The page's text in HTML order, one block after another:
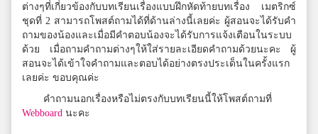
ออม
ปากพนัง 5
ต่างๆที่เกี่ยวข้องกับบทเรียนเรื่องแบบฝึกหัดท้ายบทเรื่อง เมตริกซ์
ชุดที่ 2 สามารถโพสต์ถามได้ที่ด้านล่างนี้เลยค่ะ ผู้สอนจะได้รับคำ
ถามของน้องและเมื่อมีคำตอบน้องจะได้รับการแจ้งเตือนในระบบ
ด้วย เมื่อถามคำถามต่างๆให้ใส่รายละเอียดคำถามด้วยนะคะ ผู้
สอนจะได้เข้าใจคำถามและตอบได้อย่างตรงประเด็นในครั้งแรก
เลยค่ะ ขอบคุณค่ะ
คำถามนอกเรื่องหรือไม่ตรงกับบทเรียนนี้ให้โพสต์ถามที่
Webboard นะคะ